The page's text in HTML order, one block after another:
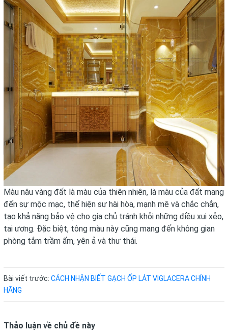
Màu nâu vàng đất là màu của thiên nhiên, là màu của đất mang
đến sự mộc mạc, thể hiện sự hài hòa, mạnh mẽ và chắc chắn,
tạo khả năng bảo vệ cho gia chủ tránh khỏi những điều xui xẻo,
tai ương. Đặc biệt, tông màu này cũng mang đến không gian
phòng tắm trầm ấm, yên ả và thư thái.
Bài viết trước: CÁCH NHẬN BIẾT GẠCH ỐP LÁT VIGLACERA CHÍNH
HÃNG
Thảo luận về chủ đề này